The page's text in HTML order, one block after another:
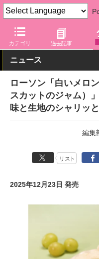
カテゴリ 過去記事
グルメ Watch 店舗 コン
ニュース
ローソン「白いメロ
スカットのジャム）
味と生地のシャリッ
編集
リスト
2025年12月23日 発売